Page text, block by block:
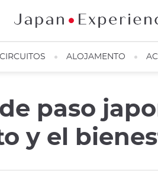
CIRCUITOS ALOJAMENTO
paso
y el